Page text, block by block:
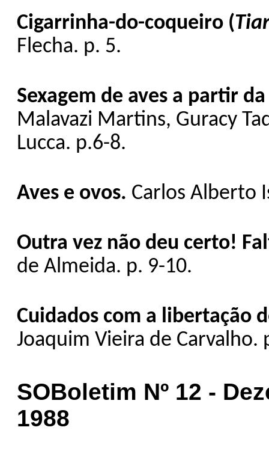
Cigarrinha-do-coqueiro (
Flecha. p. 5.
Sexagem de aves a partir
Malavazi Martins, Guracy
Lucca. p.6-8.
Aves e ovos. Carlos Alberto
Outra vez não deu certo!
de Almeida. p. 9-10.
Cuidados com a libertação
Joaquim Vieira de Carvalho.
SOBoletim Nº 12 -
1988